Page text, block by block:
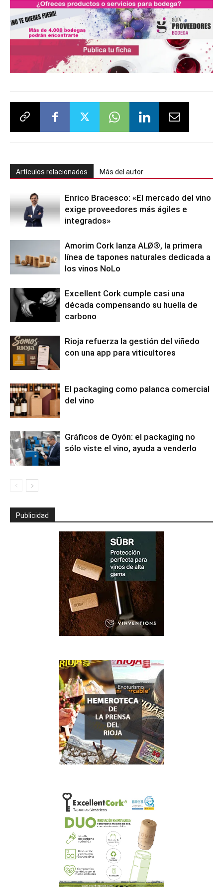
Artículos relacionados Más del autor
Enrico Bracesco: «El mercado del vino
exige proveedores más ágiles e
integrados»
Amorim Cork lanza ALØ®, la primera
línea de tapones naturales dedicada a
los vinos NoLo
Excellent Cork cumple casi una
década compensando su huella de
carbono
Rioja refuerza la gestión del viñedo
con una app para viticultores
El packaging como palanca comercial
del vino
Gráficos de Oyón: el packaging no
sólo viste el vino, ayuda a venderlo
Publicidad